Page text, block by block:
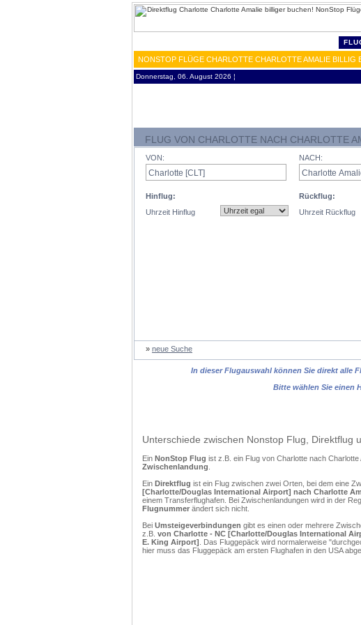
NONSTOP FLÜGE CHARLOTTE CHARLOTTE AMALIE
Donnerstag, 06. August 2026 ¦
FLUG VON CHARLOTTE NACH CHARLOTTE
VON:
Hinflug:
Uhrzeit Hinflug
NACH:
Rückflug:
Uhrzeit Rückflug
» neue Suche
In dieser Flugauswahl können Sie direkt alle
Bitte wählen Sie einen
Unterschiede zwischen Nonstop Flug, Direktflug
Ein NonStop Flug ist z.B. ein Flug von Charlotte nach
Zwischenlandung
Ein Direktflug ist ein Flug zwischen zwei Orten, bei dem eine
[Charlotte/Douglas International Airport] nach Charlotte
einem Transferflughafen. Bei Zwischenlandungen wird in der
Flugnummer ändert sich nicht.
Bei Umsteigeverbindungen gibt es einen oder mehrere
z.B. von Charlotte - NC [Charlotte/Douglas International
E. King Airport] . Das Fluggepäck wird normalerweise
hier muss das Fluggepäck am ersten Flughafen in den USA